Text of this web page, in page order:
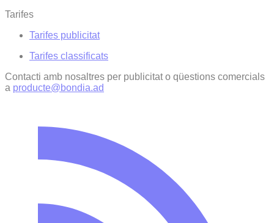
Tarifes
Tarifes publicitat
Tarifes classificats
Contacti amb nosaltres per publicitat o qüestions comercials
a producte@bondia.ad